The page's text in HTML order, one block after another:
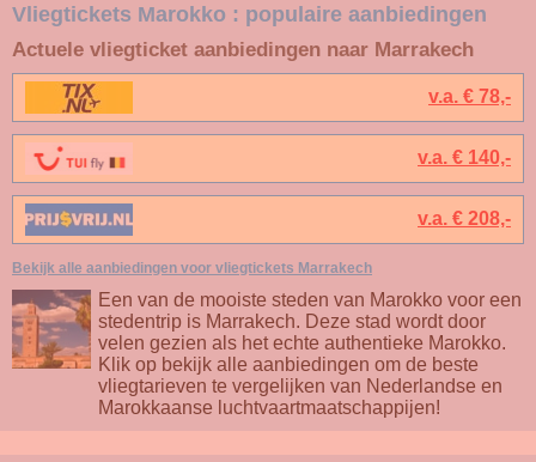
Vliegtickets Marokko : populaire aanbiedingen
Actuele vliegticket aanbiedingen naar Marrakech
v.a. € 78,-
v.a. € 140,-
v.a. € 208,-
Bekijk alle aanbiedingen voor vliegtickets Marrakech
Een van de mooiste steden van Marokko voor een
stedentrip is Marrakech. Deze stad wordt door
velen gezien als het echte authentieke Marokko.
Klik op bekijk alle aanbiedingen om de beste
vliegtarieven te vergelijken van Nederlandse en
Marokkaanse luchtvaartmaatschappijen!